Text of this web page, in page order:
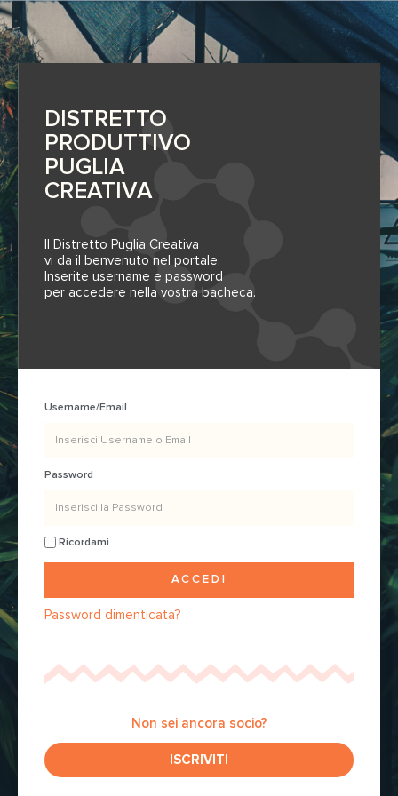
DISTRETTO
PRODUTTIVO
PUGLIA
CREATIVA
Il Distretto Puglia Creativa
vi da il benvenuto nel portale.
Inserite username e password
per accedere nella vostra bacheca.
Username/Email
Password
Ricordami
ACCEDI
Password dimenticata?
Non sei ancora socio?
ISCRIVITI